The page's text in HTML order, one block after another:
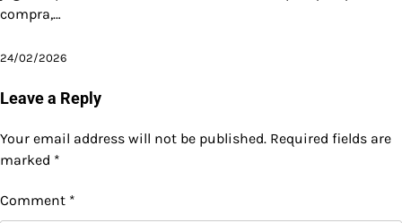
compra,…
24/02/2026
Leave a Reply
Your email address will not be published. Required fields are
marked *
Comment *